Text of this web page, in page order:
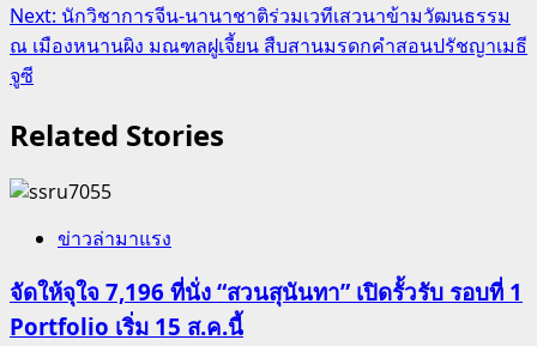
Next: นักวิชาการจีน-นานาชาติร่วมเวทีเสวนาข้ามวัฒนธรรม
ณ เมืองหนานผิง มณฑลฝูเจี้ยน สืบสานมรดกคำสอนปรัชญาเมธี
จูซี
Related Stories
ข่าวล่ามาแรง
จัดให้จุใจ 7,196 ที่นั่ง “สวนสุนันทา” เปิดรั้วรับ รอบที่ 1
Portfolio เริ่ม 15 ส.ค.นี้